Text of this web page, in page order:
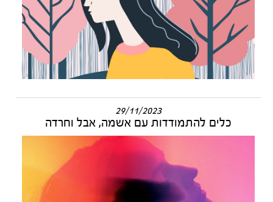
29/11/2023
כלים להתמודדות עם אשמה, אבל וחרדה